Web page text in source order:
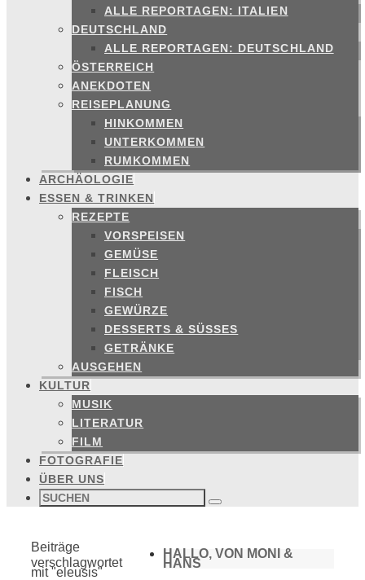
ALLE REPORTAGEN: ITALIEN
DEUTSCHLAND
ALLE REPORTAGEN: DEUTSCHLAND
ÖSTERREICH
ANEKDOTEN
REISEPLANUNG
HINKOMMEN
UNTERKOMMEN
RUMKOMMEN
ARCHÄOLOGIE
ESSEN & TRINKEN
REZEPTE
VORSPEISEN
GEMÜSE
FLEISCH
FISCH
GEWÜRZE
DESSERTS & SÜSSES
GETRÄNKE
AUSGEHEN
KULTUR
MUSIK
LITERATUR
FILM
FOTOGRAFIE
ÜBER UNS
Suchen
nach: Suchen
Start
Beiträge
verschlagwortet
mit "eleusis"
HALLO, VON MONI &
HANS